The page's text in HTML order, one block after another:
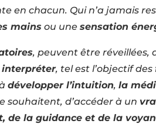
en chacun. Qui n’a jamais
mainsou une sensation
, peuvent être réveillées,
interpréter, tel est l’objectif
développer l’intuition, la
souhaitent, d’accéder à un
de la guidance et de la